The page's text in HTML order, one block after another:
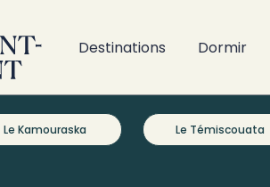
Destinations Dormir
Le Kamouraska Le Témiscouata